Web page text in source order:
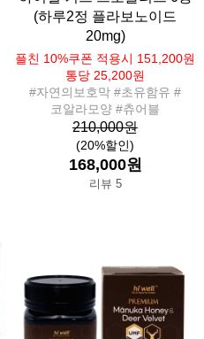
(하루2정 플라보노이드
20mg)
플친 10%쿠폰 적용시 151,200원
통당 25,200원
#자연의보호막 #초유함유 #
코알라모양 #츄어블
210,000원
(20%할인)
168,000원
리뷰 5